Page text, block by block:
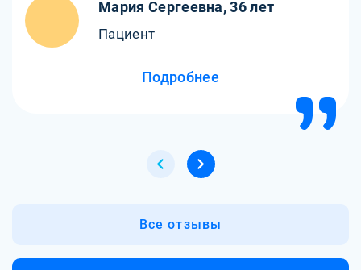
Мария Сергеевна, 36 лет
Пациент
Подробнее
Все отзывы